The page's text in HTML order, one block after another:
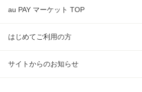
au PAY マーケット TOP
はじめてご利用の方
サイトからのお知らせ